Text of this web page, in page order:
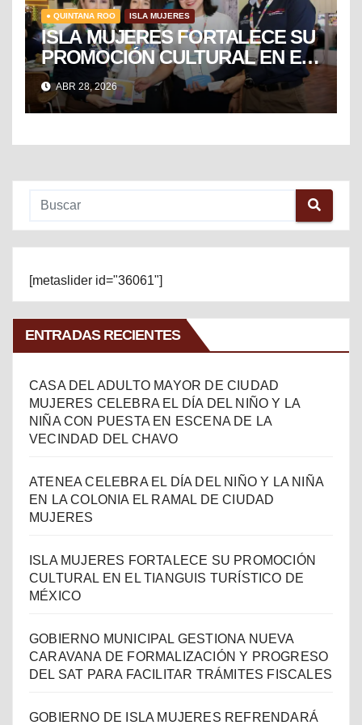
● QUINTANA ROO ISLA MUJERES
ISLA MUJERES FORTALECE SU
PROMOCIÓN CULTURAL EN EL
TIANGUIS TURÍSTICO DE
MÉXICO
ABR 28, 2026
[metaslider id="36061"]
ENTRADAS RECIENTES
CASA DEL ADULTO MAYOR DE CIUDAD
MUJERES CELEBRA EL DÍA DEL NIÑO Y LA
NIÑA CON PUESTA EN ESCENA DE LA
VECINDAD DEL CHAVO
ATENEA CELEBRA EL DÍA DEL NIÑO Y LA NIÑA
EN LA COLONIA EL RAMAL DE CIUDAD
MUJERES
ISLA MUJERES FORTALECE SU PROMOCIÓN
CULTURAL EN EL TIANGUIS TURÍSTICO DE
MÉXICO
GOBIERNO MUNICIPAL GESTIONA NUEVA
CARAVANA DE FORMALIZACIÓN Y PROGRESO
DEL SAT PARA FACILITAR TRÁMITES FISCALES
GOBIERNO DE ISLA MUJERES REFRENDARÁ